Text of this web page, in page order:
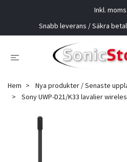
Inkl. moms
Snabb leverans / Säkra
Hem
Nya produkter / Senaste
Sony UWP-D21/K33 lavalier